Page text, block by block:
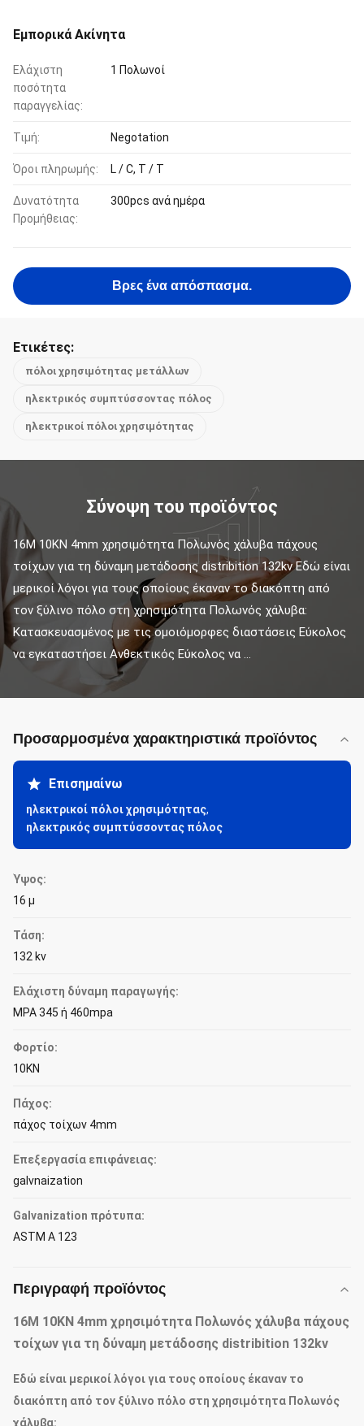
Εμπορικά Ακίνητα
Ελάχιστη
ποσότητα
παραγγελίας:
1 Πολωνοί
Τιμή: Negotation
Όροι πληρωμής: L / C, T / T
Δυνατότητα
Προμήθειας:
300pcs ανά ημέρα
Βρες ένα απόσπασμα.
Ετικέτες:
πόλοι χρησιμότητας μετάλλων
ηλεκτρικός συμπτύσσοντας πόλος
ηλεκτρικοί πόλοι χρησιμότητας
Σύνοψη του προϊόντος
16M 10KN 4mm χρησιμότητα Πολωνός χάλυβα πάχους
τοίχων για τη δύναμη μετάδοσης distribition 132kv Εδώ είναι
μερικοί λόγοι για τους οποίους έκαναν το διακόπτη από
τον ξύλινο πόλο στη χρησιμότητα Πολωνός χάλυβα:
Κατασκευασμένος με τις ομοιόμορφες διαστάσεις Εύκολος
να εγκαταστήσει Ανθεκτικός Εύκολος να ...
Προσαρμοσμένα χαρακτηριστικά προϊόντος
Επισημαίνω
ηλεκτρικοί πόλοι χρησιμότητας,
ηλεκτρικός συμπτύσσοντας πόλος
Ύψος:
16 μ
Τάση:
132 kv
Ελάχιστη δύναμη παραγωγής:
MPA 345 ή 460mpa
Φορτίο:
10KN
Πάχος:
πάχος τοίχων 4mm
Επεξεργασία επιφάνειας:
galvnaization
Galvanization πρότυπα:
ASTM Α 123
Περιγραφή προϊόντος
16M 10KN 4mm χρησιμότητα Πολωνός χάλυβα πάχους
τοίχων για τη δύναμη μετάδοσης distribition 132kv
Εδώ είναι μερικοί λόγοι για τους οποίους έκαναν το
διακόπτη από τον ξύλινο πόλο στη χρησιμότητα Πολωνός
χάλυβα: